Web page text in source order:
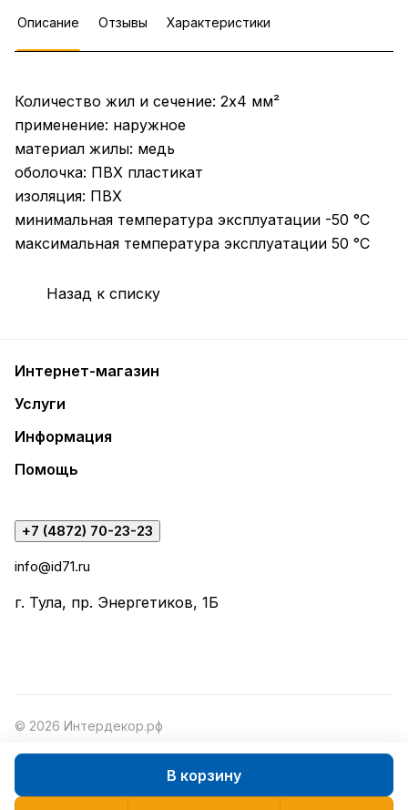
В корзину
Описание Отзывы Характеристики
Количество жил и сечение: 2х4 мм²
применение: наружное
материал жилы: медь
оболочка: ПВХ пластикат
изоляция: ПВХ
минимальная температура эксплуатации -50 °C
максимальная температура эксплуатации 50 °C
Назад к списку
Интернет-магазин
Услуги
Информация
Помощь
+7 (4872) 70-23-23
info@id71.ru
г. Тула, пр. Энергетиков, 1Б
© 2026 Интердекор.рф